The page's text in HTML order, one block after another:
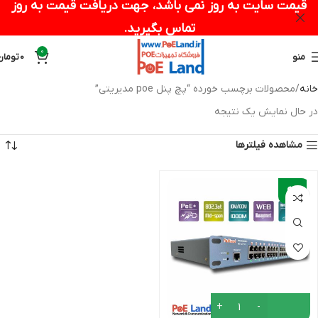
منو 0
0
خانه محصولات برچسب خورده “پچ پنل poe مدیریتی”
در حال نمایش یک نتیجه
مشاهده فیلترها
-
6%
قیمت سایت به روز نمی باشد، جهت دریافت قیمت به روز
تماس بگیرید.